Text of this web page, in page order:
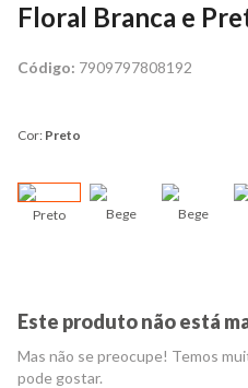
Floral Branca e
Código: 7909797808192
Cor: Preto
Preto Bege Bege
Este produto não está
Mas não se preocupe! Temos
pode gostar.